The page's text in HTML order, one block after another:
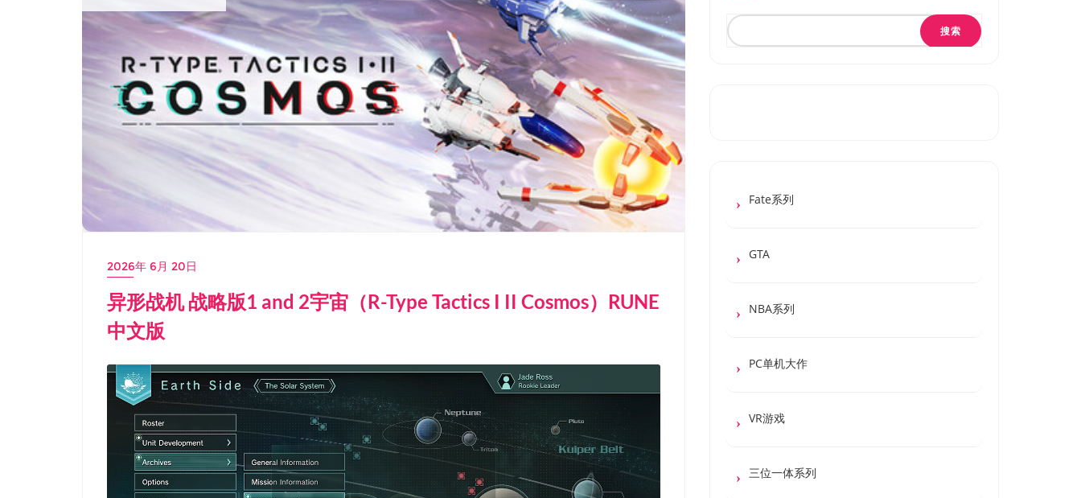
2026年 6月 20日
异形战机 战略版1 and 2宇宙（R-Type Tactics I II Cosmos）RUNE
中文版
搜索
Fate系列
GTA
NBA系列
PC单机大作
VR游戏
三位一体系列